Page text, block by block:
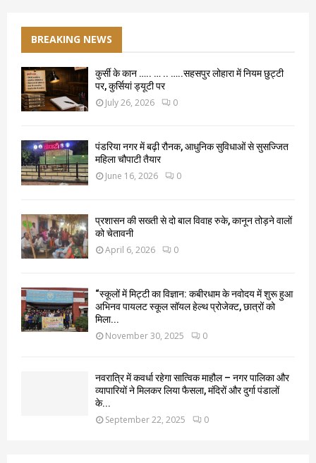
BREAKING NEWS
कुर्सी के कान ….. … .. …..सहसपुर लोहारा में नियम छुट्टी
पर, कुर्सियां ड्यूटी पर
July 26, 2026 0
पंडरिया नगर में बढ़ी रौनक, आधुनिक सुविधाओं से सुसज्जित
महिला चौपाटी तैयार
June 16, 2026 0
प्रशासन की सख्ती से दो बाल विवाह रुके, कानून तोड़ने वालों
को चेतावनी
April 6, 2026 0
“स्कूलों में मिट्टी का विज्ञान: कबीरधाम के नवोदय में शुरू हुआ
अभिनव पायलट स्कूल सॉयल हेल्थ प्रोजेक्ट, छात्रों को
मिला...
November 30, 2025 0
नवरात्रि में कवर्धा रहेगा सात्विक माहौल – नगर पालिका और
व्यापारियों ने मिलकर लिया फैसला, मंदिरों और दुर्गा पंडालों
के...
September 22, 2025 0